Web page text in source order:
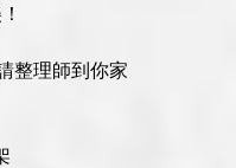
整理師到你家